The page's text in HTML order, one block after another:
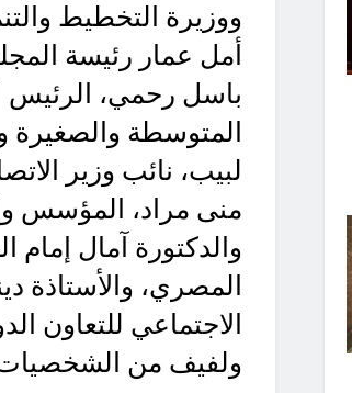
ووزيرة التخطيط
أمل عمار رئيسة
باسل رحمي، الرئيس
المتوسطة والصغيرة
لبيب، نائب وزير
والدكتورة آمال إمام
المصري، والأستاذة
الاجتماعي للتعاون
ولفيف من الشخصيات